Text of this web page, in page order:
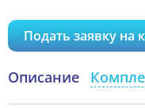
Подать заявку на
Описание